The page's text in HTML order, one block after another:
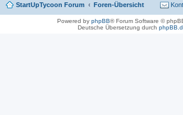
StartUpTycoon Forum Foren-Übersicht
Powered by phpBB® Forum Software ©
Deutsche Übersetzung durch